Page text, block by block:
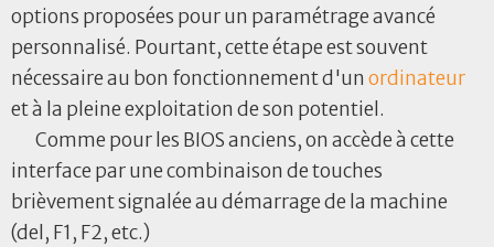
options proposées pour un paramétrage avancé
personnalisé. Pourtant, cette étape est souvent
nécessaire au bon fonctionnement d'un ordinateur
et à la pleine exploitation de son potentiel.
Comme pour les BIOS anciens, on accède à cette
interface par une combinaison de touches
brièvement signalée au démarrage de la machine
(del, F1, F2, etc.)